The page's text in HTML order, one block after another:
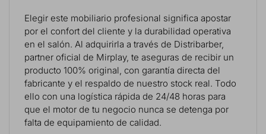
Elegir este mobiliario profesional significa apostar
por el confort del cliente y la durabilidad operativa
en el salón. Al adquirirla a través de Distribarber,
partner oficial de Mirplay, te aseguras de recibir un
producto 100% original, con garantía directa del
fabricante y el respaldo de nuestro stock real. Todo
ello con una logística rápida de 24/48 horas para
que el motor de tu negocio nunca se detenga por
falta de equipamiento de calidad.